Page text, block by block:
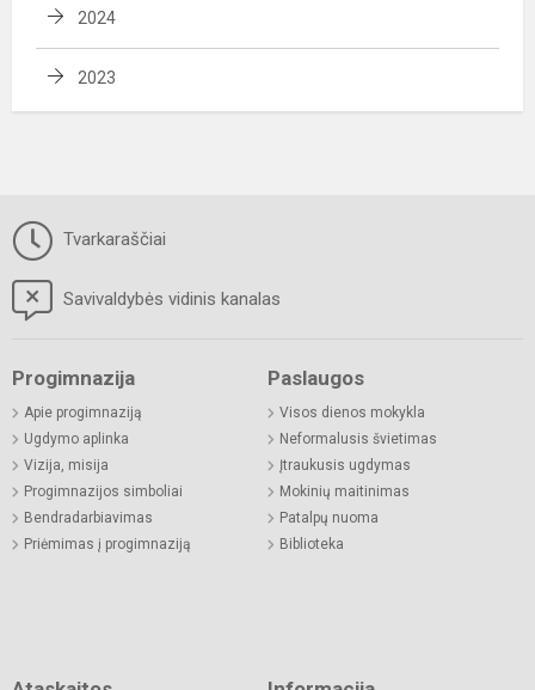
2024
2023
Tvarkaraščiai
Savivaldybės vidinis kanalas
Progimnazija
Apie progimnaziją
Ugdymo aplinka
Vizija, misija
Progimnazijos simboliai
Bendradarbiavimas
Priėmimas į progimnaziją
Paslaugos
Visos dienos mokykla
Neformalusis švietimas
Įtraukusis ugdymas
Mokinių maitinimas
Patalpų nuoma
Biblioteka